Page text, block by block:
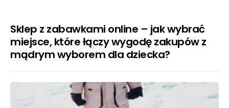
Sklep z zabawkami online – jak wybrać
miejsce, które łączy wygodę zakupów z
mądrym wyborem dla dziecka?